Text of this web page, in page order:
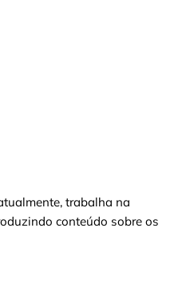
trabalha na
conteúdo sobre os